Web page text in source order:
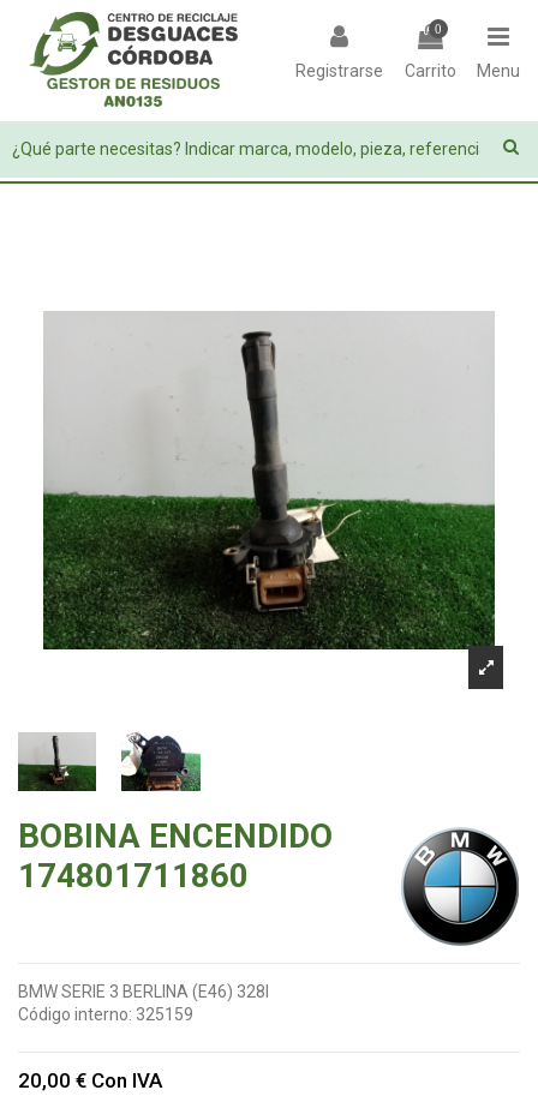
Registrarse
0
Carrito Menu
BOBINA ENCENDIDO
174801711860
BMW SERIE 3 BERLINA (E46) 328I
Código interno: 325159
20,00 € Con IVA